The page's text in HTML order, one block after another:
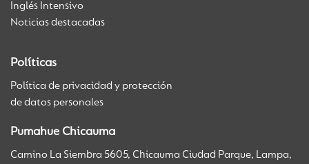
Inglés Intensivo
Noticias destacadas
Políticas
Política de privacidad y protección
de datos personales
Pumahue Chicauma
Camino La Siembra 5605, Chicauma Ciudad Parque, Lampa,